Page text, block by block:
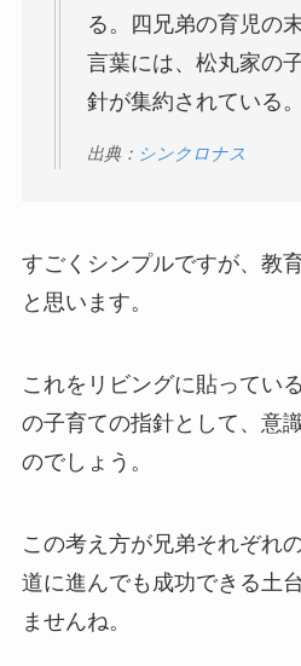
る。四兄弟の育児の
言葉には、松丸家の
針が集約されている。
出典： シンクロナス
すごくシンプルですが、教
と思います。
これをリビングに貼ってい
の子育ての指針として、意
のでしょう。
この考え方が兄弟それぞれ
道に進んでも成功できる土
ませんね。